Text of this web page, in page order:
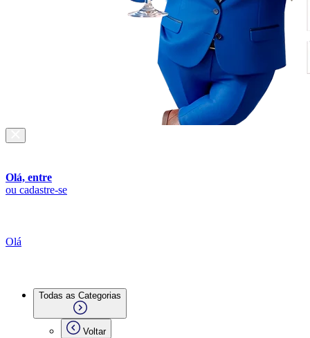
Olá, entre
ou cadastre-se
Olá
Todas as Categorias
Voltar